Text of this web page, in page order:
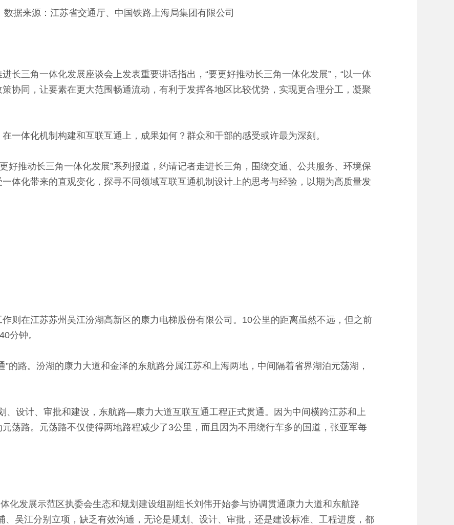
来源：江苏省交通厅、中国铁路上海局集团有限公司
三角一体化发展座谈会上发表重要讲话指出，“要更好推动长三角一体化发展”，“以一体
协同，让要素在更大范围畅通流动，有利于发挥各地区比较优势，实现更合理分工，凝聚
体化机制构建和互联互通上，成果如何？群众和干部的感受或许最为深刻。
推动长三角一体化发展”系列报道，约请记者走进长三角，围绕交通、公共服务、环境保
体化带来的直观变化，探寻不同领域互联互通机制设计上的思考与经验，以期为高质量发
在江苏苏州吴江汾湖高新区的康力电梯股份有限公司。10公里的距离虽然不远，但之前
分钟。
路。汾湖的康力大道和金泽的东航路分属江苏和上海两地，中间隔着省界湖泊元荡湖，
设计、审批和建设，东航路—康力大道互联互通工程正式贯通。因为中间横跨江苏和上
荡路。元荡路不仅使得两地路程减少了3公里，而且因为不用绕行车多的国道，张亚军每
发展示范区执委会生态和规划建设组副组长刘伟开始参与协调贯通康力大道和东航路
、吴江分别立项，缺乏有效沟通，无论是规划、设计、审批，还是建设标准、工程进度，都